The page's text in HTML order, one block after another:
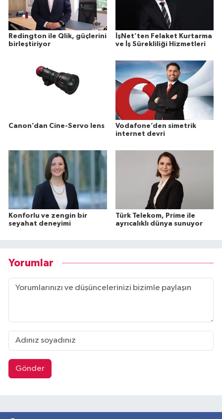
Redington ile Qlik, güçlerini
birleştiriyor
İşNet’ten Felaket Kurtarma
ve İş Sürekliliği Hizmetleri
Canon’dan Cine-Servo lens
Vodafone’den simetrik
internet devri
Konforlu ve zengin bir
seyahat deneyimi
Türk Telekom, Prime ile
ayrıcalıklı dünya sunuyor
Yorumlar
Gönder